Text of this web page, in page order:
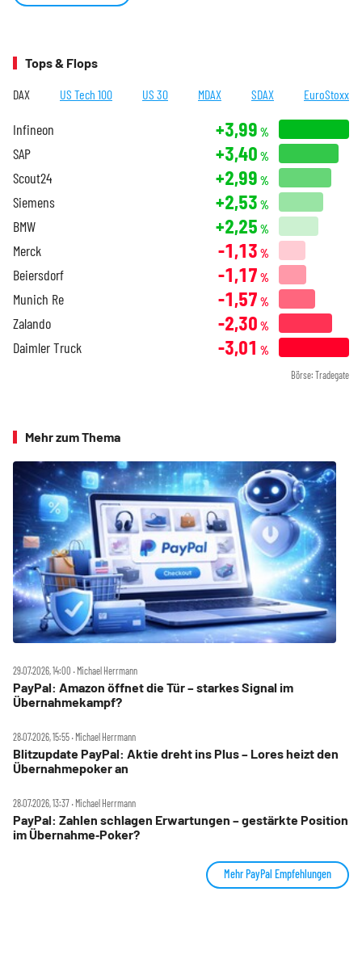
Tops & Flops
DAX US Tech 100 US 30 MDAX SDAX EuroStoxx
Infineon +3,99 %
SAP +3,40 %
Scout24 +2,99 %
Siemens +2,53 %
BMW +2,25 %
Merck -1,13 %
Beiersdorf -1,17 %
Munich Re -1,57 %
Zalando -2,30 %
Daimler Truck -3,01 %
Börse: Tradegate
Mehr zum Thema
29.07.2026, 14:00 ‧ Michael Herrmann
PayPal: Amazon öffnet die Tür – starkes Signal im
Übernahmekampf?
28.07.2026, 15:55 ‧ Michael Herrmann
Blitzupdate PayPal: Aktie dreht ins Plus – Lores heizt den
Übernahmepoker an
28.07.2026, 13:37 ‧ Michael Herrmann
PayPal: Zahlen schlagen Erwartungen – gestärkte Position
im Übernahme‑Poker?
Mehr PayPal Empfehlungen